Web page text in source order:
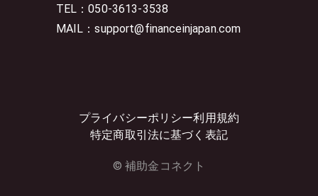
TEL：050-3613-3538
MAIL：support@financeinjapan.com
プライバシーポリシー利用規約
特定商取引法に基づく表記
© 補助金コネクト